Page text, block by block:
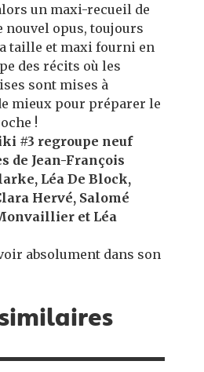
un maxi-recueil de
opus, toujours
taille et maxi fourni en
des récits où les
sont mises à
mieux pour préparer le
!
#3 regroupe neuf
de Jean-François
Léa De Block,
Hervé, Salomé
et Léa
absolument dans son